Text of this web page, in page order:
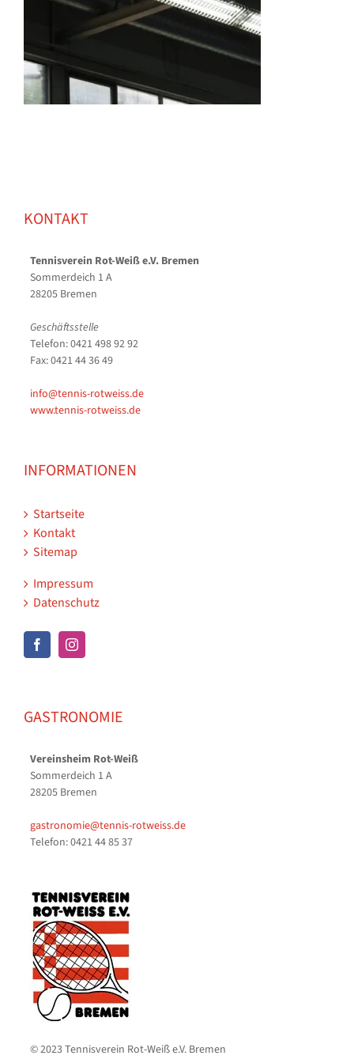
KONTAKT
Tennisverein Rot-Weiß e.V. Bremen
Sommerdeich 1 A
28205 Bremen
Geschäftsstelle
Telefon: 0421 498 92 92
Fax: 0421 44 36 49
info@tennis-rotweiss.de
www.tennis-rotweiss.de
INFORMATIONEN
Startseite
Kontakt
Sitemap
Impressum
Datenschutz
GASTRONOMIE
Vereinsheim Rot-Weiß
Sommerdeich 1 A
28205 Bremen
gastronomie@tennis-rotweiss.de
Telefon: 0421 44 85 37
© 2023 Tennisverein Rot-Weiß e.V. Bremen